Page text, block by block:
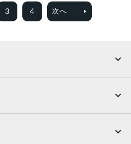
3 4 次へ